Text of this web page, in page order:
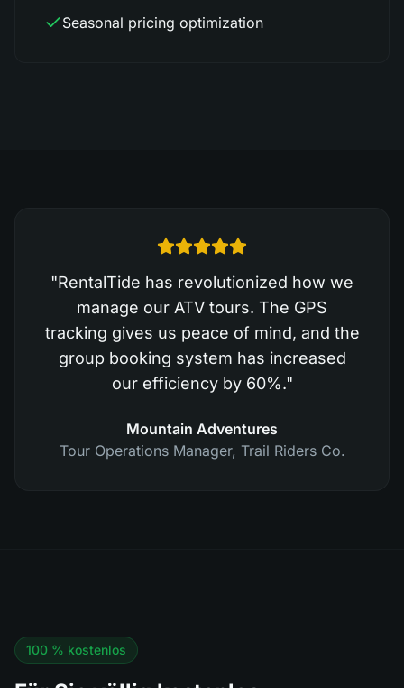
Seasonal pricing optimization
"RentalTide has revolutionized how we
manage our ATV tours. The GPS
tracking gives us peace of mind, and the
group booking system has increased
our efficiency by 60%."
Mountain Adventures
Tour Operations Manager, Trail Riders Co.
100 % kostenlos